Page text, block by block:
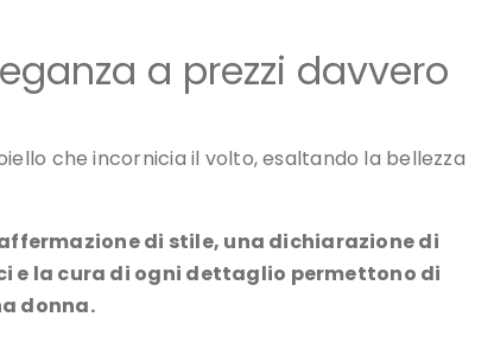
a prezzi davvero
che incornicia il volto, esaltando la bellezza
di stile, una dichiarazione di
e la cura di ogni dettaglio permettono di
donna.